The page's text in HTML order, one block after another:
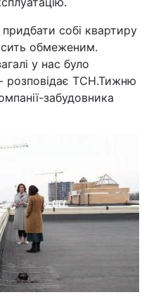
собі квартиру
обмеженим.
у нас було
розповідає ТСН.Тижню
забудовника